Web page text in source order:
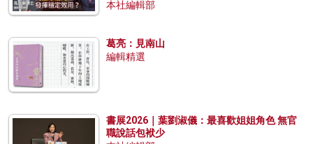
本社編輯部
葛亮：見南山
編輯精選
書展2026｜葉劉淑儀：最喜歡姐姐角色 無官
職說話包袱少